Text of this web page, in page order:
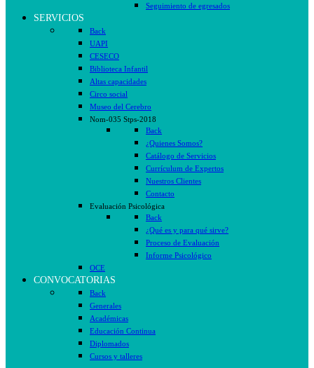
Seguimiento de egresados
SERVICIOS
Back
UAPI
CESECO
Biblioteca Infantil
Altas capacidades
Circo social
Museo del Cerebro
Nom-035 Stps-2018
Back
¿Quienes Somos?
Catálogo de Servicios
Currículum de Expertos
Nuestros Clientes
Contacto
Evaluación Psicológica
Back
¿Qué es y para qué sirve?
Proceso de Evaluación
Informe Psicológico
OCE
CONVOCATORIAS
Back
Generales
Académicas
Educación Continua
Diplomados
Cursos y talleres